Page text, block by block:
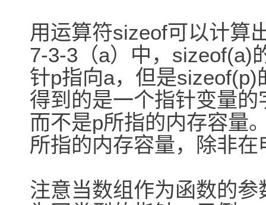
用运算符sizeof可以计算
7-3-3（a）中，sizeof(a)
针p指向a，但是
得到的是一个指针变量
而不是p所指的内存容量
所指的内存容量，除非
注意当数组作为函数的